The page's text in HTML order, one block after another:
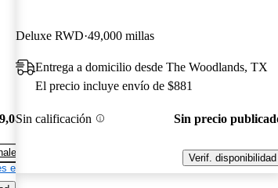
est.
Deluxe RWD 49,000 millas
Entrega a domicilio desde The Woodlands, TX
El precio incluye envío de $881
Sin calificación Sin precio
Verif. disponibilidad